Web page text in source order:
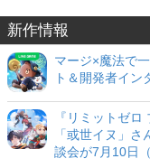
新作情報
マージ×魔法で
ト＆開発者イン
『リミットゼ
「或世イヌ」
談会が7月10日